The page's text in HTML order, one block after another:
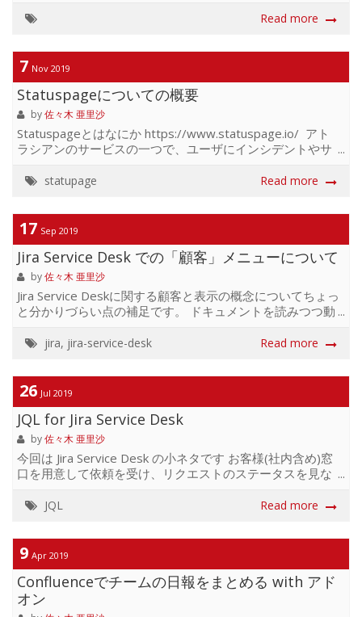
ルタしただけのスプリントで、 かつ、プロジェクトの権限
フィルタを元にスプリントを作っていると時々こんな状態
になります。 ちなみにこのスプリントで指定したフィルタ
はこんな感じです "エピック リンク" = ABC-1111 ORDER
BY ランク ASC 警告文は「すべてのプロジェクトにて「ス
プリントの管理」権限が必要」と書いてありますね さて、
これを...
Read more
7 Nov 2019
Statuspageについての概要
by佐々木 亜里沙
Statuspageとはなにか https://www.statuspage.io/ アト
ラシアンのサービスの一つで、ユーザにインシデントやサ
ションすることができるツールです。 ユーザはメールやテ
スのシステムステータスを直接ステータスページに埋め込
んで状況を共有することができます ステータスページ自体
にはサーバやシステムの直接的なモニタリングをする機能
はありませんが、モニタリングツールと連携したり、APIを
使ってステータスページを更新することができます。 見た
目デフォルトはこのようなページ...
statupage Read more
17 Sep 2019
Jira Service Desk での「顧客」メニューについて
by佐々木 亜里沙
Jira Service Deskに関する顧客と表示の概念についてちょっ
と分かりづらい点の補足です。 ドキュメントを読みつつ動
Server版 v4.4.0および現時点でのCloud版)ですがもし間違
Deskの「顧客」メニューには、「エージェント以外でその
プロジェクトにアクセスできるユーザ」が表示される つま
り実際にポータルから問い合わせするカスタマーだけでな
くコラボレータも「顧客」メニューに表示されます。 顧客
応対する人：プロジェクトロール"Servic...
jira, jira-service-desk Read more
26 Jul 2019
JQL for Jira Service Desk
by佐々木 亜里沙
今回は Jira Service Desk の小ネタです お客様(社内含め)窓
口を用意して依頼を受け、リクエストのステータスを見な
増えてきたら、リクエストをどのようにフィルタリングす
なのですが、Jira Service Desk の JQL は少し癖があります
のでご注意ください。 ちなみに Jira Service Desk だけでな
く、ノーマルな JQL の書き方は こちら でも紹介していま
す！ 前提 Jira Service Desk 登場人物 言葉と概念をまとめて
みます。 J...
JQL Read more
9 Apr 2019
Confluenceでチームの日報をまとめる with アド
オン